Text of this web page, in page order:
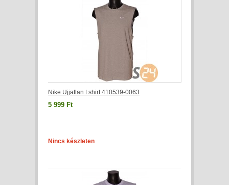
Nike Ujjatlan t shirt 410539-0063
5 999 Ft
Nincs készleten